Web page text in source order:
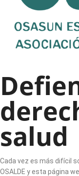
salud
Cada vez es más difícil
OSALDE y esta página